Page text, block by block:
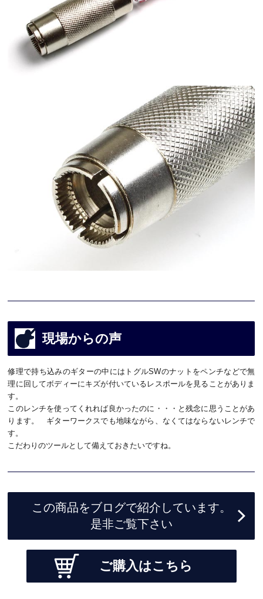
現場からの声
修理で持ち込みのギターの中にはトグルSWのナットをペンチなどで無
理に回してボディーにキズが付いているレスポールを見ることがありま
す。
このレンチを使ってくれれば良かったのに・・・と残念に思うことがあ
ります。 ギターワークスでも地味ながら、なくてはならないレンチで
す。
こだわりのツールとして備えておきたいですね。
この商品をブログで紹介しています。
是非ご覧下さい
ご購入はこちら